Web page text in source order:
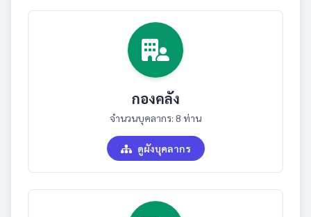
กองคลัง
จำนวนบุคลากร: 8 ท่าน
ดูผังบุคลากร